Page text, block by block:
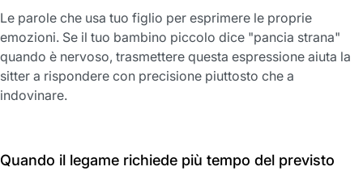
Le parole che usa tuo figlio per esprimere le proprie
emozioni. Se il tuo bambino piccolo dice "pancia strana"
quando è nervoso, trasmettere questa espressione aiuta la
sitter a rispondere con precisione piuttosto che a
indovinare.
Quando il legame richiede più tempo del previsto